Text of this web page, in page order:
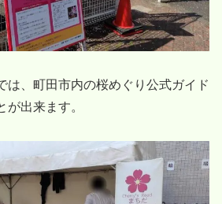
は、町田市内の桜めぐり公式ガイド
が出来ます。